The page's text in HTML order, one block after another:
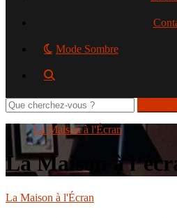
Mode Sombre
Rechercher
sur
le
site
La Maison à l'Écran
La Maison à
La Maison à l'Écran